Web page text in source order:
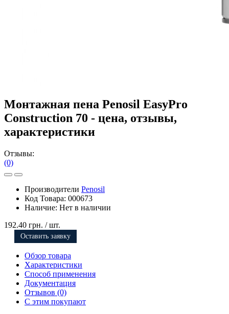
Монтажная пена Penosil EasyPro
Construction 70 - цена, отзывы,
характеристики
Отзывы:
(0)
Производители Penosil
Код Товара: 000673
Наличие: Нет в наличии
192.40 грн. / шт.
Оставить заявку
Обзор товара
Характеристики
Способ применения
Документация
Отзывов (0)
С этим покупают